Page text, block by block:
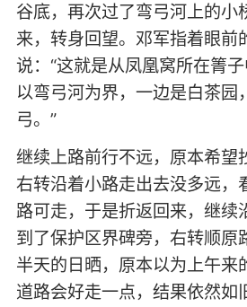
谷底，再次过了弯弓河上的小
来，转身回望。邓军指着眼前
说：“这就是从凤凰窝所在箐子
以弯弓河为界，一边是白茶园
弓。”
继续上路前行不远，原本希望
右转沿着小路走出去没多远，
路可走，于是折返回来，继续
到了保护区界碑旁，右转顺原
半天的日晒，原本以为上午来
道路会好走一点，结果依然如